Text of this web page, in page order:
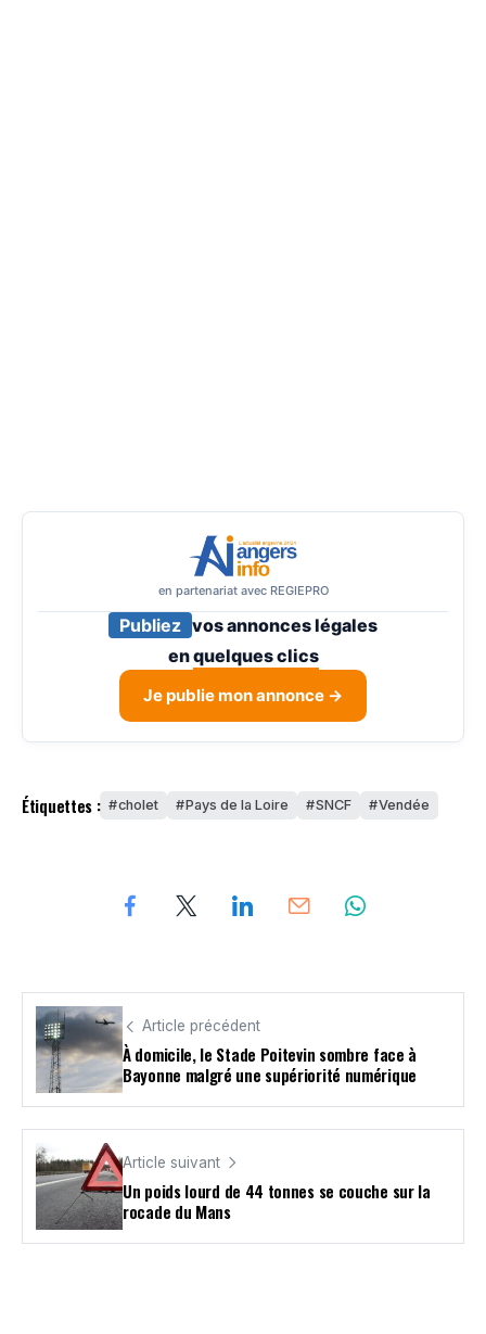
en partenariat avec REGIEPRO
Publiez vos annonces légales
enquelques clics
Je publie mon annonce →
Étiquettes : cholet Pays de la Loire SNCF Vendée
Article précédent
À domicile, le Stade Poitevin sombre face à
Bayonne malgré une supériorité numérique
Article suivant
Un poids lourd de 44 tonnes se couche sur la
rocade du Mans